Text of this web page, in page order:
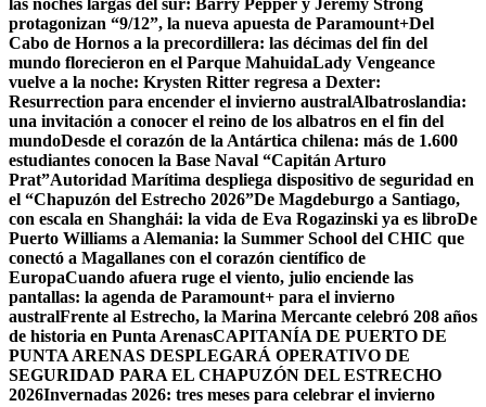
las noches largas del sur: Barry Pepper y Jeremy Strong
protagonizan “9/12”, la nueva apuesta de Paramount+Del
Cabo de Hornos a la precordillera: las décimas del fin del
mundo florecieron en el Parque MahuidaLady Vengeance
vuelve a la noche: Krysten Ritter regresa a Dexter:
Resurrection para encender el invierno australAlbatroslandia:
una invitación a conocer el reino de los albatros en el fin del
mundoDesde el corazón de la Antártica chilena: más de 1.600
estudiantes conocen la Base Naval “Capitán Arturo
Prat”Autoridad Marítima despliega dispositivo de seguridad en
el “Chapuzón del Estrecho 2026”De Magdeburgo a Santiago,
con escala en Shanghái: la vida de Eva Rogazinski ya es libroDe
Puerto Williams a Alemania: la Summer School del CHIC que
conectó a Magallanes con el corazón científico de
EuropaCuando afuera ruge el viento, julio enciende las
pantallas: la agenda de Paramount+ para el invierno
australFrente al Estrecho, la Marina Mercante celebró 208 años
de historia en Punta ArenasCAPITANÍA DE PUERTO DE
PUNTA ARENAS DESPLEGARÁ OPERATIVO DE
SEGURIDAD PARA EL CHAPUZÓN DEL ESTRECHO
2026Invernadas 2026: tres meses para celebrar el invierno